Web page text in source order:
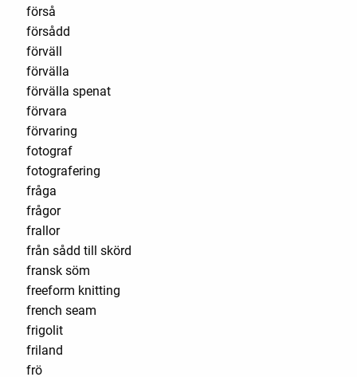
förså
försådd
förväll
förvälla
förvälla spenat
förvara
förvaring
fotograf
fotografering
fråga
frågor
frallor
från sådd till skörd
fransk söm
freeform knitting
french seam
frigolit
friland
frö